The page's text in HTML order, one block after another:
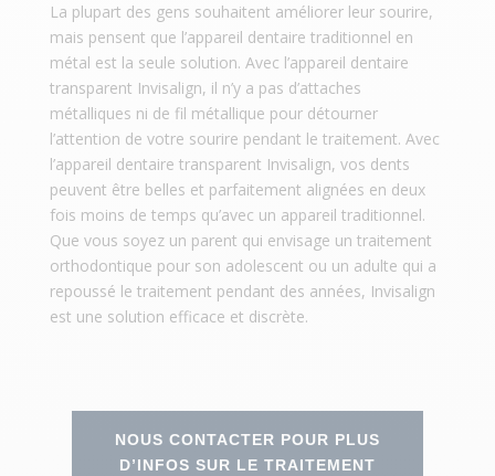
La plupart des gens souhaitent améliorer leur sourire,
mais pensent que l’appareil dentaire traditionnel en
métal est la seule solution. Avec l’appareil dentaire
transparent Invisalign, il n’y a pas d’attaches
métalliques ni de fil métallique pour détourner
l’attention de votre sourire pendant le traitement. Avec
l’appareil dentaire transparent Invisalign, vos dents
peuvent être belles et parfaitement alignées en deux
fois moins de temps qu’avec un appareil traditionnel.
Que vous soyez un parent qui envisage un traitement
orthodontique pour son adolescent ou un adulte qui a
repoussé le traitement pendant des années, Invisalign
est une solution efficace et discrète.
NOUS CONTACTER POUR PLUS
D’INFOS SUR LE TRAITEMENT